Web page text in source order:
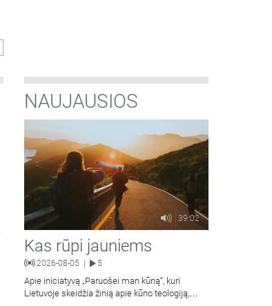
NAUJAUSIOS
39:02
Kas rūpi jauniems
2026-08-05 | 5
Apie iniciatyvą „Paruošei man kūną“, kuri
Lietuvoje skeidžia žinią apie kūno teologiją,